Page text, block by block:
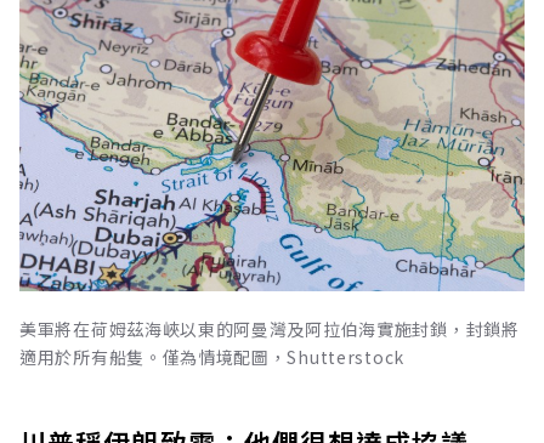
美軍將在荷姆茲海峽以東的阿曼灣及阿拉伯海實施封鎖，封鎖將
適用於所有船隻。僅為情境配圖，Shutterstock